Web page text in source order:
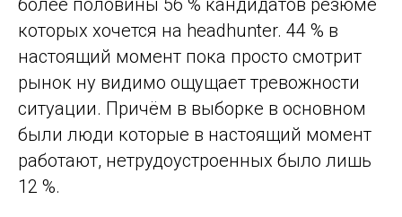
более половины 56 % кандидатов резюме
которых хочется на headhunter. 44 % в
настоящий момент пока просто смотрит
рынок ну видимо ощущает тревожности
ситуации. Причём в выборке в основном
были люди которые в настоящий момент
работают, нетрудоустроенных было лишь
12 %.